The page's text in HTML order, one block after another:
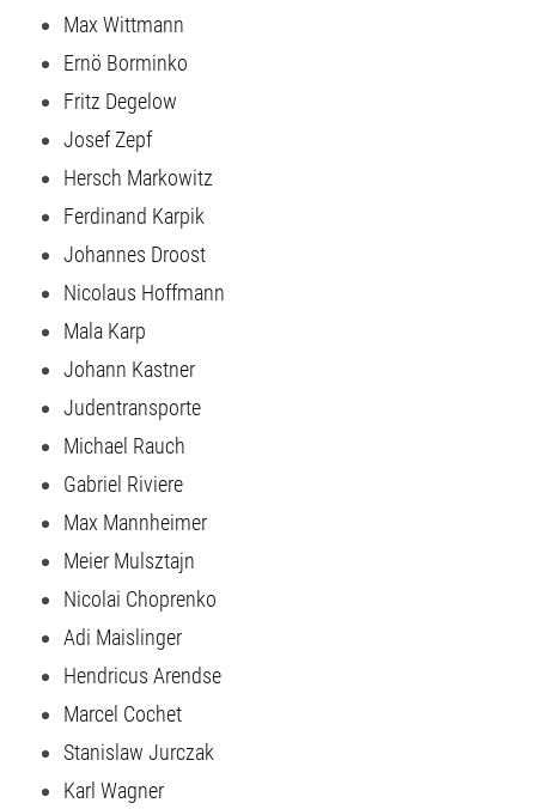
Max Wittmann
Ernö Borminko
Fritz Degelow
Josef Zepf
Hersch Markowitz
Ferdinand Karpik
Johannes Droost
Nicolaus Hoffmann
Mala Karp
Johann Kastner
Judentransporte
Michael Rauch
Gabriel Riviere
Max Mannheimer
Meier Mulsztajn
Nicolai Choprenko
Adi Maislinger
Hendricus Arendse
Marcel Cochet
Stanislaw Jurczak
Karl Wagner